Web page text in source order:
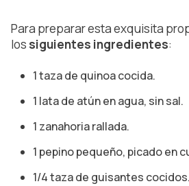
Para preparar esta exquisita
los siguientes ingredientes:
1 taza de quinoa cocida.
1 lata de atún en agua, sin sal.
1 zanahoria rallada.
1 pepino pequeño, picado en
1/4 taza de guisantes cocidos.